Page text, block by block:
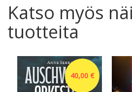
Katso myös
tuotteita
40,00 €